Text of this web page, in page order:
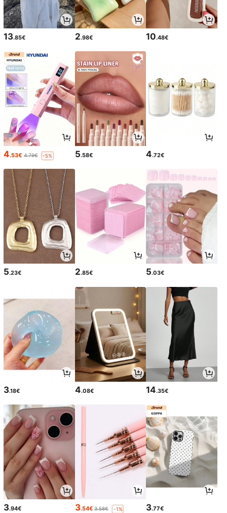
13.85€ 2.98€ 10.48€
4.53€ 4.79€ -5% 5.58€ 4.72€
5.23€ 2.85€ 5.03€
3.18€ 4.08€ 14.35€
3.94€ 3.54€ 3.58€ -1% 3.77€